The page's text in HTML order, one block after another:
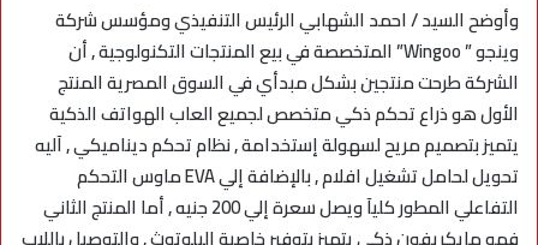
وأوضح السيد / احمد الشهابي الرئيس التنفيذي ومؤسس شركة
وينجو ” Wingoo” المتخصصة في بيع المنتجات التكنولوجية , أن
الشركة طرحت منتجين بشكل مبدأي في السوق المصرية المنتج
الأول هو ذراع تحكم ذكي متخصص لجميع العاب الهواتف الذكية
يتميز بتصميم مريح لسهولة إستخدامة , نظام تحكم ديناميكي , آليه
تحويل لحامل تشغيل افلام , بالإضافة إلي EVA ماوس التحكم
التفاعلي المطور كليآ ويصل سعرة إلي 200 جنيه , أما المنتج الثاني